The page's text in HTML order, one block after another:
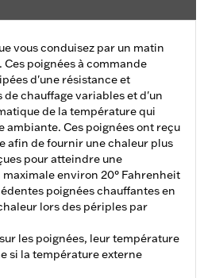
vous conduisez par un matin
poignées à commande
d'une résistance et
chauffage variables et d'un
de la température qui
ambiante. Ces poignées ont reçu
afin de fournir une chaleur plus
pour atteindre une
environ 20° Fahrenheit
poignées chauffantes en
lors des périples par
les poignées, leur température
si la température externe